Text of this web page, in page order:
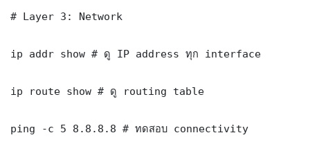
# Layer 3: Network
ip addr show # ดู IP address ทุก interface
ip route show # ดู routing table
ping -c 5 8.8.8.8 # ทดสอบ connectivity